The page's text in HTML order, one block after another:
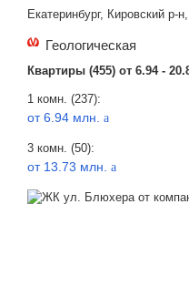
Екатеринбург, Кировский р-
Геологическая
Квартиры (455) от 6.94 -
1 комн. (237):
от 6.94 млн. a
3 комн. (50):
от 13.73 млн. a